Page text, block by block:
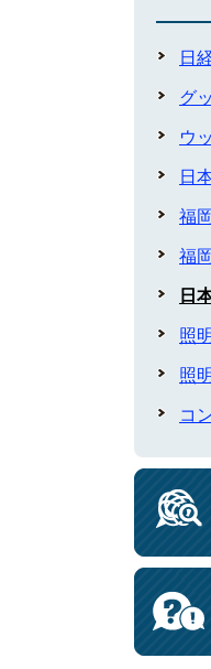
日
グ
ウ
日
福
福
日
照
照
コ